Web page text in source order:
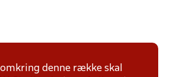
denne række skal